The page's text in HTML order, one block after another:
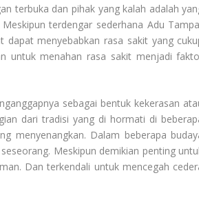
terbuka dan pihak yang kalah adalah
terdengar sederhana Adu
menyebabkan rasa sakit yang
untuk menahan rasa sakit menjadi
sebagai bentuk kekerasan
dari tradisi yang di hormati di
menyenangkan. Dalam beberapa
Meskipun demikian penting
Dan terkendali untuk mencegah